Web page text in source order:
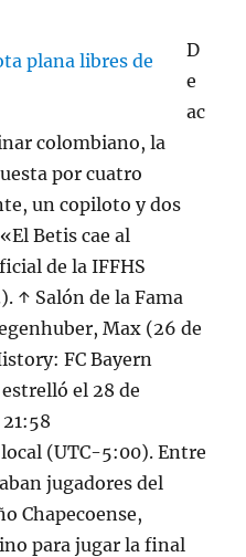
D
e
ac
colombiano, la
por cuatro
un copiloto y dos
Betis cae al
de la IFFHS
↑ Salón de la Fama
Max (26 de
FC Bayern
el 28 de
(UTC-5:00). Entre
jugadores del
Chapecoense,
para jugar la final